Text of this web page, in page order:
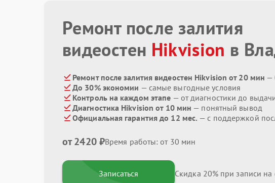
Ремонт после залития
видеостен Hikvision в
Ремонт после залития видеостен Hikvision от 20 мин —
До 30% экономии — самые выгодные условия
Контроль на каждом этапе — от диагностики до
Диагностика Hikvision от 10 мин — понятный вывод
Официальная гарантия до 12 мес. — с поддержкой
от 2420 ₽Время работы: от 30 мин
Записаться Скидка 20% при записи на